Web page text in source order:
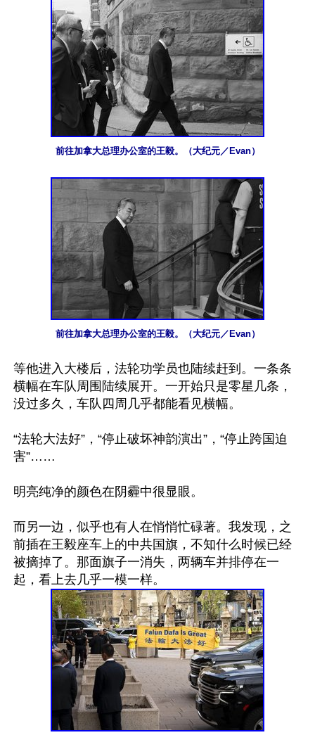
前往加拿大总理办公室的王毅。（大纪元／Evan）
前往加拿大总理办公室的王毅。（大纪元／Evan）
等他进入大楼后，法轮功学员也陆续赶到。一条条
横幅在车队周围陆续展开。一开始只是零星几条，
没过多久，车队四周几乎都能看见横幅。
“法轮大法好”，“停止破坏神韵演出”，“停止跨国迫
害”……
明亮纯净的颜色在阴霾中很显眼。
而另一边，似乎也有人在悄悄忙碌著。我发现，之
前插在王毅座车上的中共国旗，不知什么时候已经
被摘掉了。那面旗子一消失，两辆车并排停在一